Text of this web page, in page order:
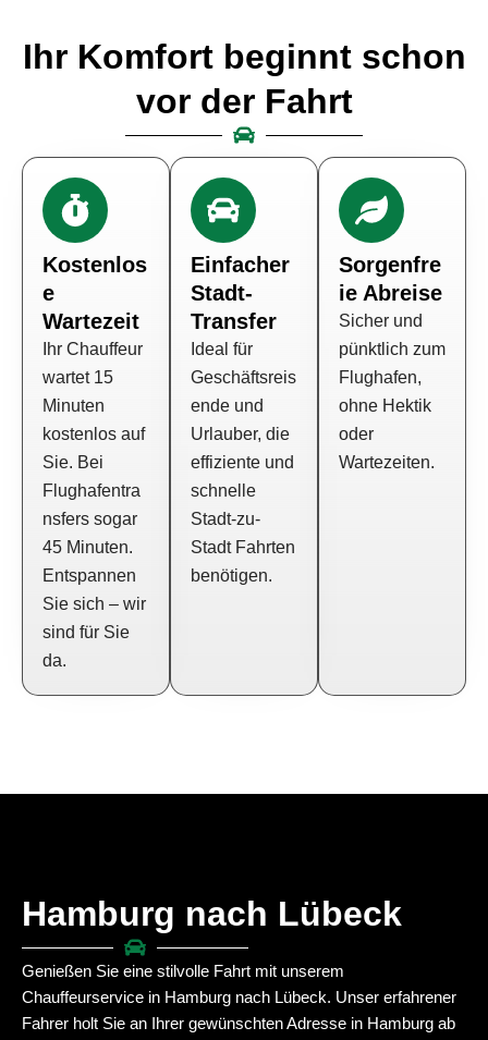
Ihr Komfort beginnt schon
vor der Fahrt
Kostenlos
e
Wartezeit
Ihr Chauffeur
wartet 15
Minuten
kostenlos auf
Sie. Bei
Flughafentra
nsfers sogar
45 Minuten.
Entspannen
Sie sich – wir
sind für Sie
da.
Einfacher
Stadt-
Transfer
Ideal für
Geschäftsreis
ende und
Urlauber, die
effiziente und
schnelle
Stadt-zu-
Stadt Fahrten
benötigen.
Sorgenfre
ie Abreise
Sicher und
pünktlich zum
Flughafen,
ohne Hektik
oder
Wartezeiten.
Hamburg nach Lübeck
Genießen Sie eine stilvolle Fahrt mit unserem
Chauffeurservice in Hamburg nach Lübeck. Unser erfahrener
Fahrer holt Sie an Ihrer gewünschten Adresse in Hamburg ab